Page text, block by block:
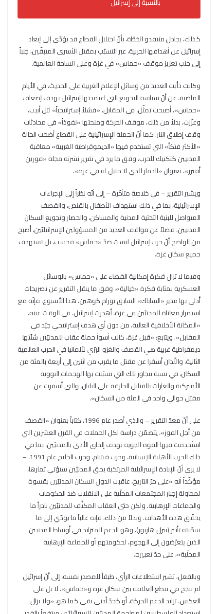
كذلك، يجادل منتقدو الخطّة، بأنّ احتلال القطاع قد يؤدّي إلى إبعاد
إسرائيل عن أهدافها الحربية، عبر التسبّب بمقتل الأسرى المتبقّين، جنباً
إلى جنب تعزيز موقف «حماس» في غزة وعلى الساحة العالمية.
وكانت دأبت العديد من وسائل الإعلام الغربية على الحديث، في الأيام
الماضية، عن أنّ سياسة التجويع التي اعتمدتها إسرائيل بهدف إضعاف
«حماس»، أصبحت تمثّل، في المقابل، «فشلاً إستراتيجياً» لتل أبيب،
وعزّزت، بدلاً من ذلك، موقف الحركة ومنحتها «نفوذاً» في محادثات
وقف إطلاق النار. كما أنّ الحملة الإسرائيلية على القطاع أضحت الحالة
«الأكثر فتكاً» التي تستخدم فيها «الديموقراطية الغربية» معاقبة
المدنيين كتكتيك للحرب، وفق ما يرد في تقرير نشرته مجلة «فورين
أفيرز»، بعنوان «الدمار الذي لا مثيل له في غزة».
ويشير التقرير – في خلاصة متأخّرة – إلى أنّه نظراً إلى الإجراءات
الإسرائيلية، بما في ذلك استهداف الأطفال بالقنص، والقصف
المتواصل للبنية التحتية المدنية والمساكن، والحصار وتجويع السكان
المدنيين، فضلاً عن مواقف العديد من المسؤولين الإسرائيليّين، أصبح
من الواضح أنّ حرب إسرائيل ليست ضدّ «حماس» فحسب، بل تستهدف
جميع سكان غزة.
وفيما لا تزال فكرة إمكانية القضاء على «حماس» بالوسائل
العسكرية بمثابة فكرة «خيالية»، وفق ما ينقل التقرير عن تصريحات
أدلى بها مدير «الشاباك» السابق يورام كوهين، هذا الأسبوع، فإنّه مع
استمرار معاناة المدنيّين في غزة، أهدرت إسرائيل، في الوقت عينه،
«المكانة الأخلاقية العالية، من دون أي هدف إستراتيجي جيّد في
المقابل». ويتابع: «قبل غزة، كانت أسوأ حملة عقاب للمدنيّين شنّتها
ديمقراطية غربية هي القصف والغزو البرّي لألمانيا في الحرب العالمية
الثانية، واللّذان أسفرا عن مقتل ما يقرب من اثنين إلى أربعة بالمئة من
السكان، في نسبة تتجاوز تلك التي تسبّبت بها الهجمات النووية
الأميركية والغارات بالقنابل الحارقة على اليابان، والتي أسفرت عن
مقتل حوالي واحد في المئة من السكان».
على أنّ معدّ التقرير – والذي أصدر عام 1996، كتاباً بعنوان «القصف
من أجل الفوز»، يتضمّن دراسة لكل الحملات في القرن العشرين التي
استُخدمت فيها القوة الجوية بهدف إلحاق الأذى بالمدنيّين، بما في
ذلك الحرب الأهلية الإسبانية، وحرب فيتنام، وحرب الخليج عام 1991، –
لا يرى أنّ الإبادة الإسرائيلية المرتكبة بحق المدنيّين ستؤتي ثمارها،
مؤكّداً أنه «على مرّ التاريخ، عاقبت الدول السكان المدنيّين بقسوة
لمحاولة إجبار المجتمعات المحلّية على الانقلاب ضد الحكومات
والجماعات الإرهابية. ولكن حتى العقاب المكثّف للمدنيّين نادراً ما
يحقّق هذه الأهداف. وبدلاً من ذلك، فإنه غالباً ما يؤدّي إلى ما
سمّيته تأثير (بيرل هاربور)، وهو الدعم المتزايد في أوساط المدنيين
الذين يتعرّضون إلى الهجوم، لحكومتهم أو للجماعة الإرهابية
المحلّية»، على حدّ تعبيره.
وبالفعل، تشير استطلاعات الرأي، طبقاً للمصدر نفسه، إلى أنّ إسرائيل
لم تنجح في قطع العلاقة بين سكان غزة و«حماس». لا بل على
العكس، تزايد الدعم للحركة، أو كحدّ أدنى بقي كما هو، «ولا يزال